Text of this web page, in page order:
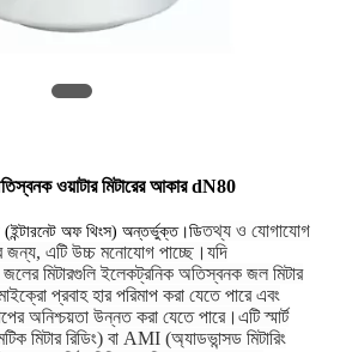
অতিস্বনক ওয়াটার মিটারের আকার dN80
(ইন্টারনেট অফ থিংস) অন্তর্ভুক্ত।ডিতথ্য ও যোগাযোগ
জন্য, এটি উচ্চ মনোযোগ পাচ্ছে।যদি
মিটারগুলি ইলেকট্রনিক অতিস্বনক জল মিটার
প্রবাহ হার পরিমাপ করা যেতে পারে এবং
অনিশ্চয়তা উন্নত করা যেতে পারে।এটি স্মার্ট
মিটার রিডিং) বা AMI (অ্যাডভান্সড মিটারিং